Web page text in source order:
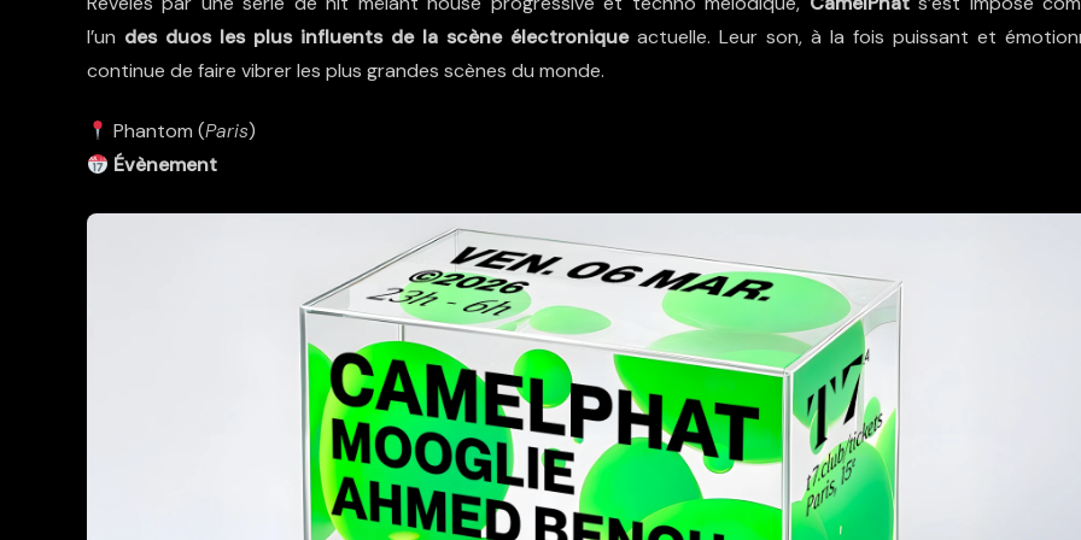
l’un des duos les plus influents de la scène électroniqueactuelle. Leur son, à la fois puissant et
continue de faire vibrer les plus grandes scènes du monde.
Phantom (Paris)
Évènement